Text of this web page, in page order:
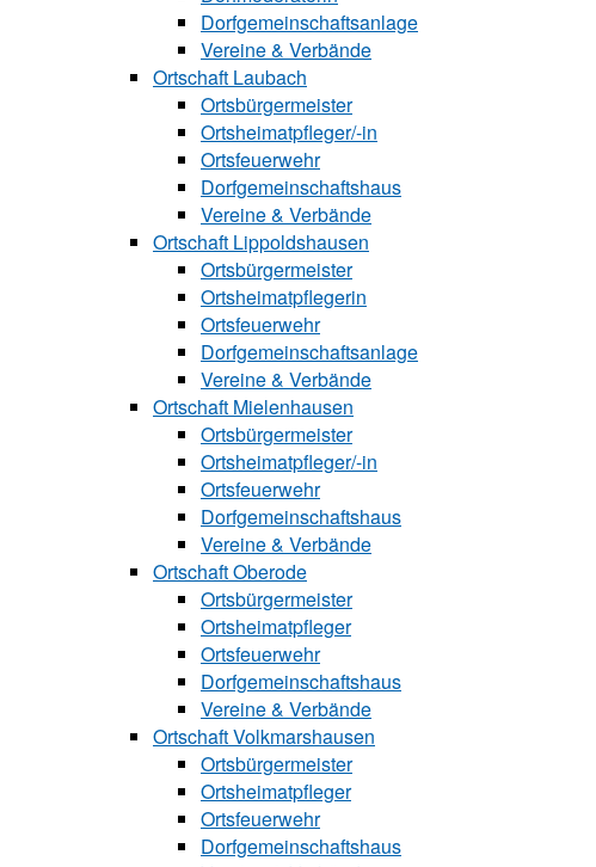
Dorfgemeinschaftsanlage
Vereine & Verbände
Ortschaft Laubach
Ortsbürgermeister
Ortsheimatpfle‍ger/-in
Ortsfeuerwehr
Dorfgemeinschaftshaus
Vereine & Verbände
Ortschaft Lip‍polds‍hau‍sen
Ortsbürgermeister
Ortsheimatpflegerin
Ortsfeuerwehr
Dorfgemeinschaftsanlage
Vereine & Verbände
Ortschaft Mielenhausen
Ortsbürgermeister
Ortsheimatpfle‍‍ger/-in
Ortsfeuerwehr
Dorfgemeinschaftshaus
Vereine & Verbände
Ortschaft Oberode
Ortsbürgermeister
Ortsheimatpfle‍ger
Ortsfeuerwehr
Dorfgemeinschaftshaus
Vereine & Verbände
Ortschaft Volk‍mars‍hau‍sen
Ortsbürgermeister
Ortsheimatpfleger
Ortsfeuerwehr
Dorfgemeinschaftshaus